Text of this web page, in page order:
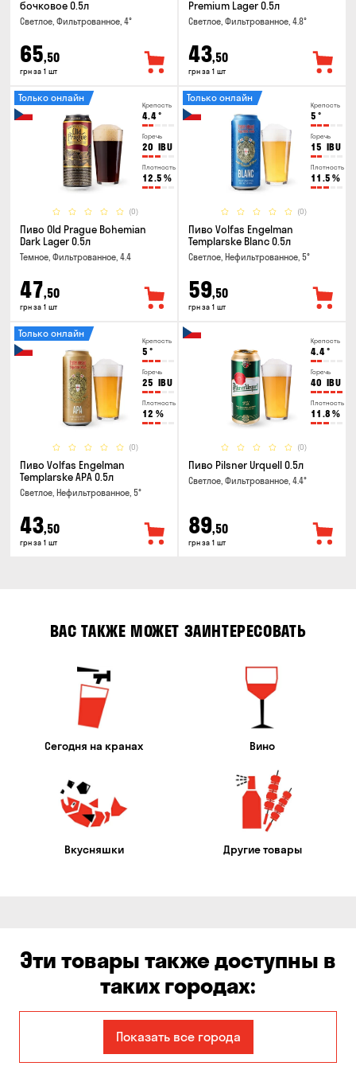
бочковое 0.5л
Светлое, Фильтрованное, 4°
65,50
грн за 1 шт
Premium Lager 0.5л
Светлое, Фильтрованное, 4.8°
43,50
грн за 1 шт
Крепость
4.4°
Горечь
20 IBU
Плотность
12.5 %
(0)
Только онлайн
Пиво Old Prague Bohemian
Dark Lager 0.5л
Темное, Фильтрованное, 4.4
47,50
грн за 1 шт
Крепость
5 °
Горечь
15 IBU
Плотность
11.5 %
(0)
Только онлайн
Пиво Volfas Engelman
Templarske Blanc 0.5л
Светлое, Нефильтрованное, 5°
59,50
грн за 1 шт
Крепость
5 °
Горечь
25 IBU
Плотность
12 %
(0)
Только онлайн
Пиво Volfas Engelman
Templarske АPA 0.5л
Светлое, Нефильтрованное, 5°
43,50
грн за 1 шт
Крепость
4.4°
Горечь
40 IBU
Плотность
11.8 %
(0)
Пиво Pilsner Urquell 0.5л
Светлое, Фильтрованное, 4.4°
89,50
грн за 1 шт
ВАС ТАКЖЕ МОЖЕТ ЗАИНТЕРЕСОВАТЬ
Сегодня на кранах Вино
Вкусняшки Другие товары
Эти товары также доступны в
таких городах:
Авангард
Бабурка Балабино
Показать все города